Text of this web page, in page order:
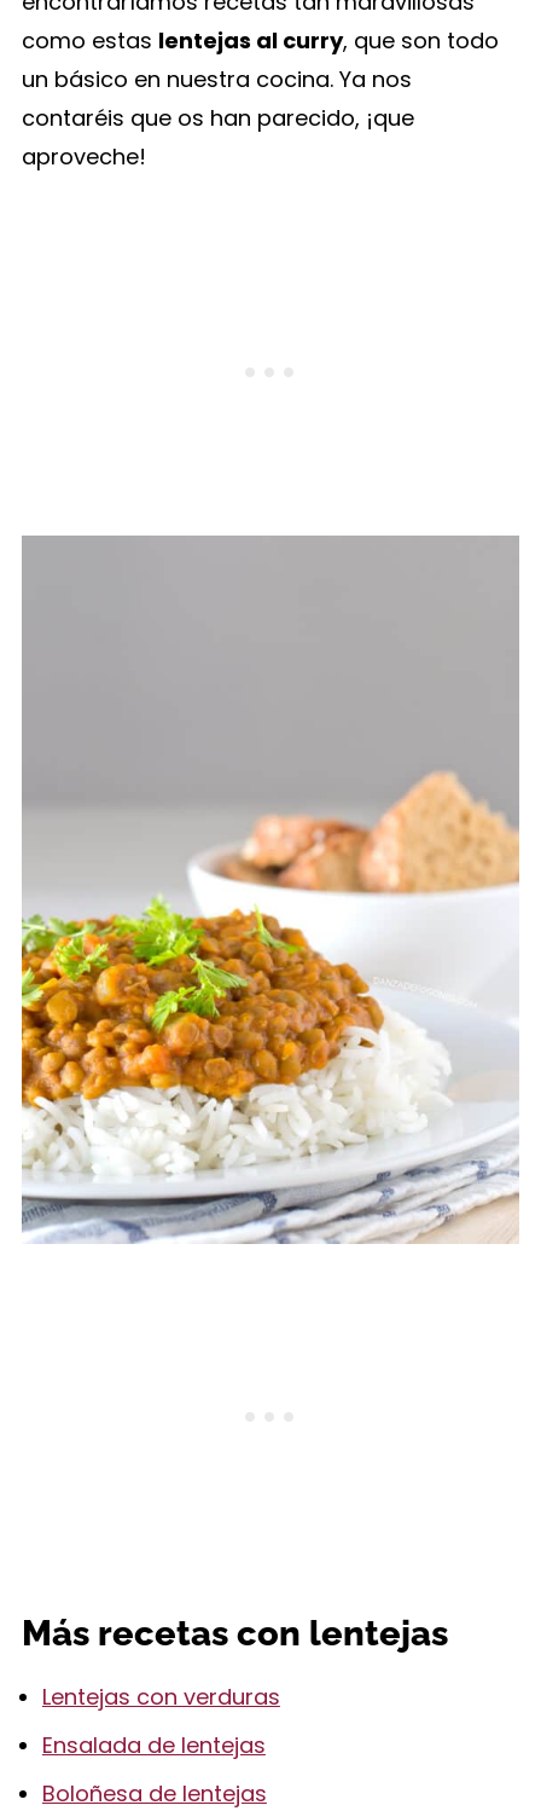
como estas lentejas al curry, que son todo
un básico en nuestra cocina. Ya nos
contaréis que os han parecido, ¡que
aproveche!
Más recetas con lentejas
Lentejas con verduras
Ensalada de lentejas
Boloñesa de lentejas